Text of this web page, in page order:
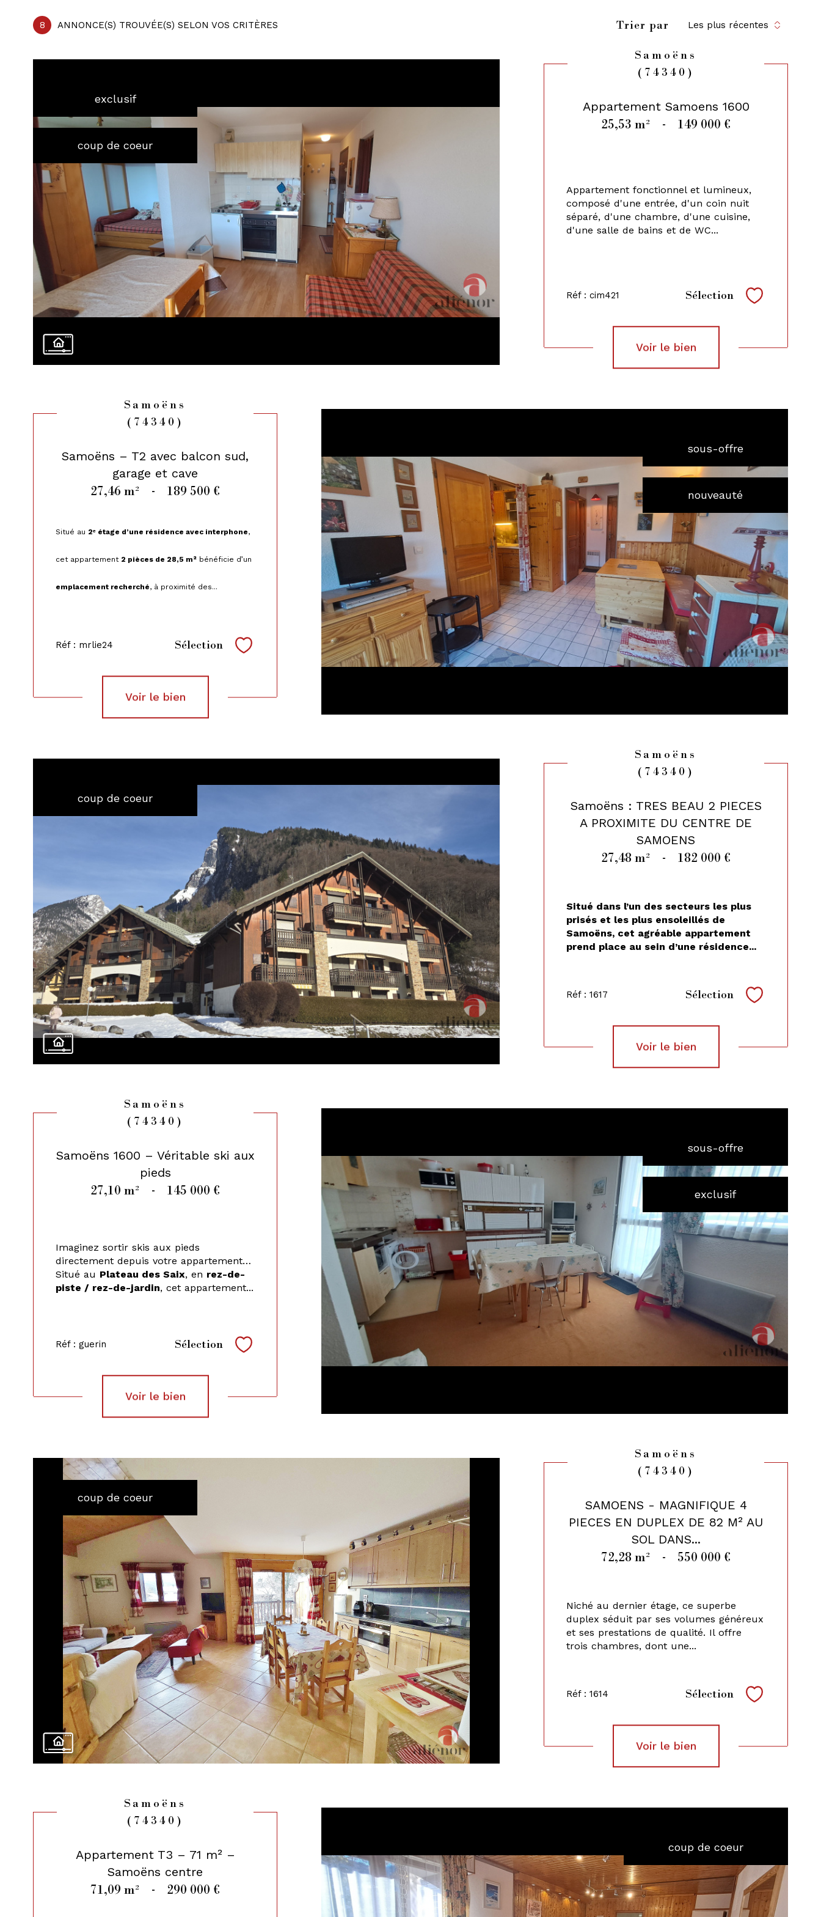
8 ANNONCE(S) TROUVÉE(S) SELON VOS CRITÈRES Trier par Les plus récentes
exclusif
coup de coeur
Samoëns
(74340)
Appartement Samoens 1600
25,53 m² - 149 000 €
Appartement fonctionnel et lumineux,
composé d'une entrée, d'un coin nuit
séparé, d'une chambre, d'une cuisine,
d'une salle de bains et de WC...
Réf : cim421 Sélection Sélectionner
voir le bien
sous-offre
nouveauté
Samoëns
(74340)
Samoëns – T2 avec balcon sud,
garage et cave
27,46 m² - 189 500 €
Situé au 2ᵉ étage d’une résidence avec interphone,
cet appartement 2 pièces de 28,5 m² bénéficie d’un
emplacement recherché, à proximité des...
Réf : mrlie24 Sélection Sélectionner
voir le bien
coup de coeur
Samoëns
(74340)
Samoëns : TRES BEAU 2 PIECES
A PROXIMITE DU CENTRE DE
SAMOENS
27,48 m² - 182 000 €
Situé dans l’un des secteurs les plus
prisés et les plus ensoleillés de
Samoëns, cet agréable appartement
prend place au sein d’une résidence...
Réf : 1617 Sélection Sélectionner
voir le bien
sous-offre
exclusif
Samoëns
(74340)
Samoëns 1600 – Véritable ski aux
pieds
27,10 m² - 145 000 €
Imaginez sortir skis aux pieds
directement depuis votre appartement…
Situé au Plateau des Saix, en rez-de-
piste / rez-de-jardin, cet appartement...
Réf : guerin Sélection Sélectionner
voir le bien
coup de coeur
Samoëns
(74340)
SAMOENS - MAGNIFIQUE 4
PIECES EN DUPLEX DE 82 M² AU
SOL DANS...
72,28 m² - 550 000 €
Niché au dernier étage, ce superbe
duplex séduit par ses volumes généreux
et ses prestations de qualité. Il offre
trois chambres, dont une...
Réf : 1614 Sélection Sélectionner
voir le bien
coup de coeur
Samoëns
(74340)
Appartement T3 – 71 m² –
Samoëns centre
71,09 m² - 290 000 €